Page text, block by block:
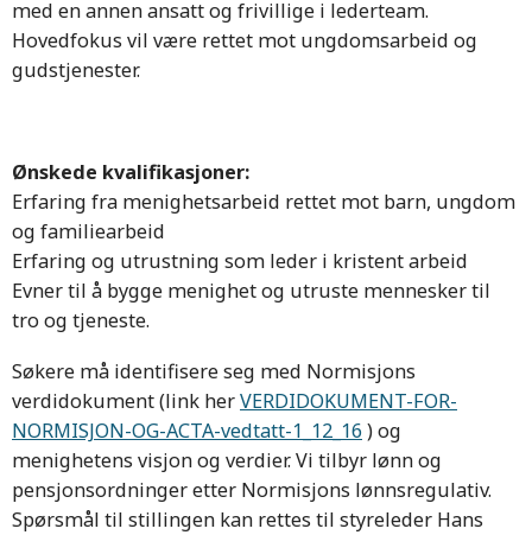
med en annen ansatt og frivillige i lederteam.
Hovedfokus vil være rettet mot ungdomsarbeid og
gudstjenester.
Ønskede kvalifikasjoner:
Erfaring fra menighetsarbeid rettet mot barn, ungdom
og familiearbeid
Erfaring og utrustning som leder i kristent arbeid
Evner til å bygge menighet og utruste mennesker til
tro og tjeneste.
Søkere må identifisere seg med Normisjons
verdidokument (link herVERDIDOKUMENT-FOR-
NORMISJON-OG-ACTA-vedtatt-1_12_16) og
menighetens visjon og verdier. Vi tilbyr lønn og
pensjonsordninger etter Normisjons lønnsregulativ.
Spørsmål til stillingen kan rettes til styreleder Hans